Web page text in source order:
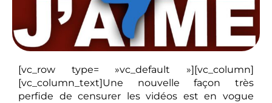
[vc_row type= »vc_default »][vc_column]
[vc_column_text]Une nouvelle façon très
perfide de censurer les vidéos est en vogue